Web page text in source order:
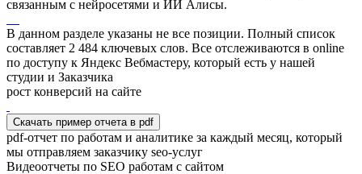
связанным с нейросетями и ИИ Алисы.
В данном разделе указаны не все позиции. Полный список
составляет 2 484 ключевых слов. Все отслеживаются в online
по доступу к Яндекс Вебмастеру, который есть у нашей
студии и Заказчика
рост конверсий на сайте
Скачать пример отчета в pdf
pdf-отчет по работам и аналитике за каждый месяц, который
мы отправляем заказчику seo-услуг
Видеоотчеты по SEO работам с сайтом